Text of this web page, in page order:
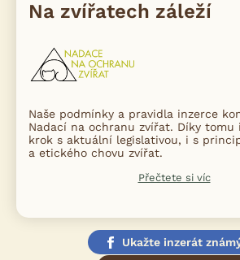
Na zvířatech záleží
Naše podmínky a pravidla inzerce
Nadací na ochranu zvířat. Díky tomu
krok s aktuální legislativou, i s
a etického chovu zvířat.
Přečtete si víc
Ukažte inzerát